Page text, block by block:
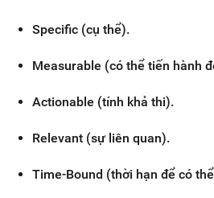
Specific (cụ thể).
Measurable (có thể tiến hành
Actionable (tính khả thi).
Relevant (sự liên quan).
Time-Bound (thời hạn để có